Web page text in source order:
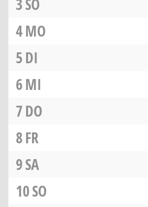
3SO
4MO
5DI
6MI
7DO
8FR
9SA
10SO